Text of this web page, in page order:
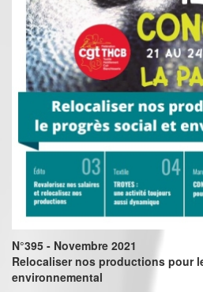
N°395 - Novembre 2021
Relocaliser nos productions pour
environnemental